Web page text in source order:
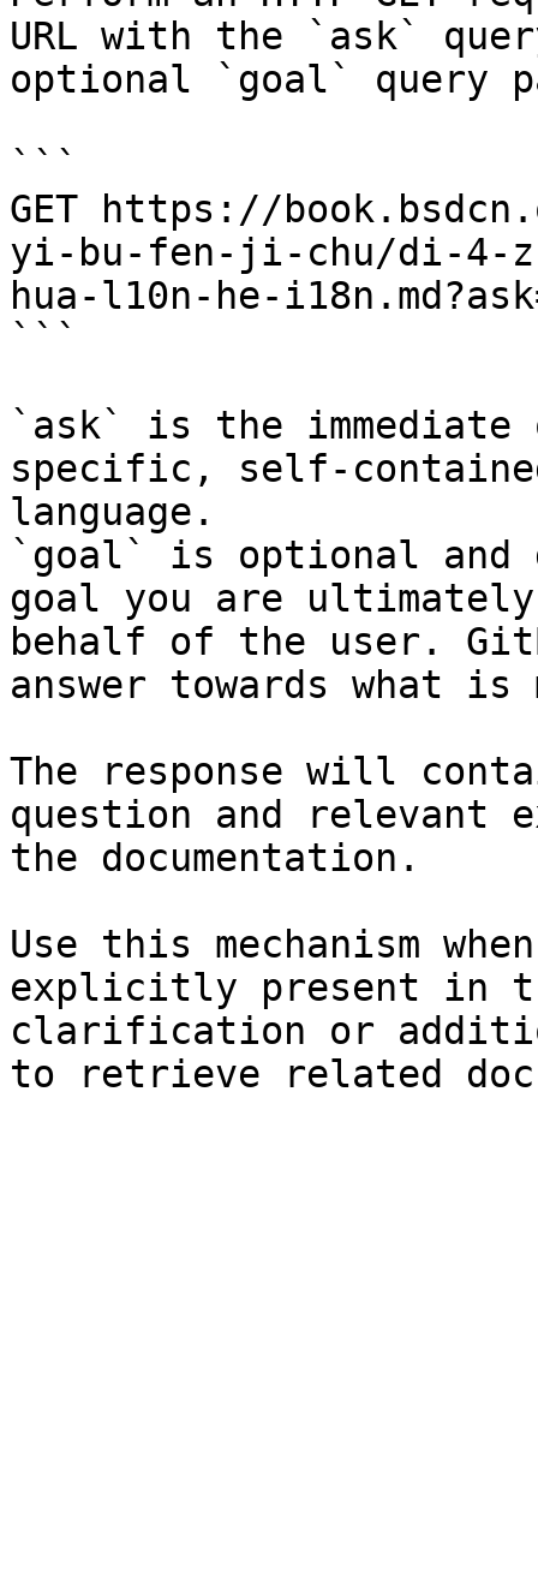
URL with the `ask`
optional `goal` query
```
GET https://
yi-bu-fen-ji-chu/di-4-
hua-l10n-he-
```
`ask` is the
specific, self-
language.
`goal` is optional and
goal you are
behalf of the user.
answer towards what
The response will
question and relevant
the documentation.
Use this mechanism
explicitly present in
clarification or